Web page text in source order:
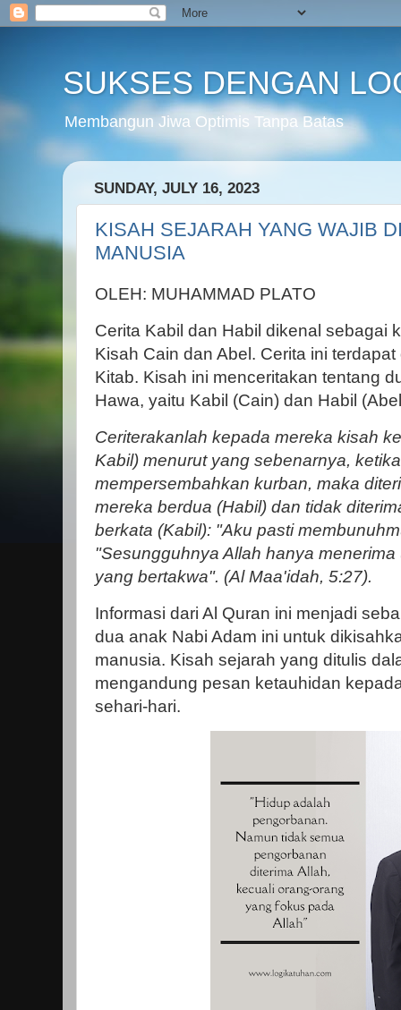
SUKSES DENGAN
Membangun Jiwa Optimis Tanpa Batas
SUNDAY, JULY 16, 2023
KISAH SEJARAH YANG WAJIB
MANUSIA
OLEH: MUHAMMAD PLATO
Cerita Kabil dan Habil dikenal sebagai
Kisah Cain dan Abel. Cerita ini
Kitab. Kisah ini menceritakan tentang
Hawa, yaitu Kabil (Cain) dan Habil
Ceriterakanlah kepada mereka kisah
Kabil) menurut yang sebenarnya,
mempersembahkan kurban, maka
mereka berdua (Habil) dan tidak
berkata (Kabil): "Aku pasti
"Sesungguhnya Allah hanya
yang bertakwa". (Al Maa'idah, 5:27).
Informasi dari Al Quran ini menjadi
dua anak Nabi Adam ini untuk
manusia. Kisah sejarah yang ditulis
mengandung pesan ketauhidan
sehari-hari.